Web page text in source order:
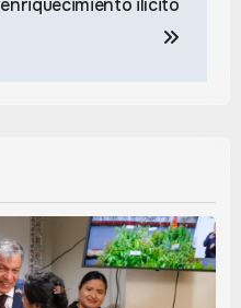
enriquecimiento ilícito